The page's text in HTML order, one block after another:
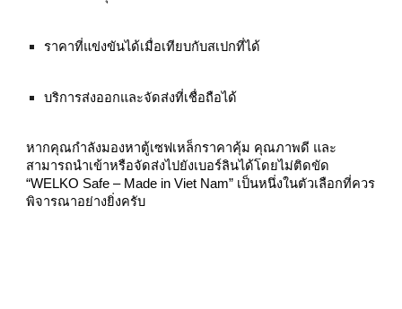
ราคาที่แข่งขันได้เมื่อเทียบกับสเปกที่ได้
บริการส่งออกและจัดส่งที่เชื่อถือได้
หากคุณกำลังมองหาตู้เซฟเหล็กราคาคุ้ม คุณภาพดี และ
สามารถนำเข้าหรือจัดส่งไปยังเบอร์ลินได้โดยไม่ติดขัด
“WELKO Safe – Made in Viet Nam” เป็นหนึ่งในตัวเลือกที่ควร
พิจารณาอย่างยิ่งครับ